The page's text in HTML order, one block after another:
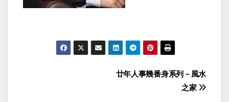
廿年人事幾番身系列－風水
之家